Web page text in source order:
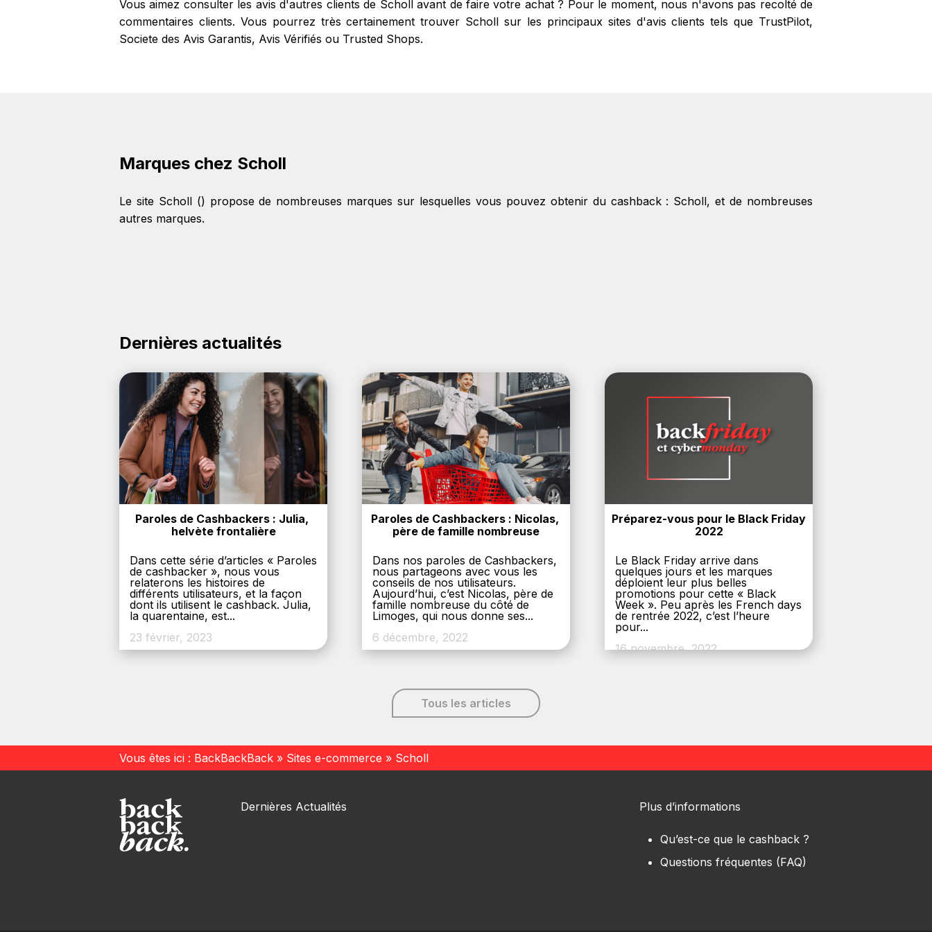
Vous aimez consulter les avis d'autres clients de Scholl avant de faire votre achat ? Pour le moment, nous n'avons pas recolté de
commentaires clients. Vous pourrez très certainement trouver Scholl sur les principaux sites d'avis clients tels que TrustPilot,
Societe des Avis Garantis, Avis Vérifiés ou Trusted Shops.
Marques chez Scholl
Le site Scholl () propose de nombreuses marques sur lesquelles vous pouvez obtenir du cashback : Scholl, et de nombreuses
autres marques.
Dernières actualités
Paroles de Cashbackers : Julia,
helvète frontalière
Dans cette série d’articles « Paroles
de cashbacker », nous vous
relaterons les histoires de
différents utilisateurs, et la façon
dont ils utilisent le cashback. Julia,
la quarentaine, est...
23 février, 2023
Paroles de Cashbackers : Nicolas,
père de famille nombreuse
Dans nos paroles de Cashbackers,
nous partageons avec vous les
conseils de nos utilisateurs.
Aujourd’hui, c’est Nicolas, père de
famille nombreuse du côté de
Limoges, qui nous donne ses...
6 décembre, 2022
Préparez-vous pour le Black Friday
2022
Le Black Friday arrive dans
quelques jours et les marques
déploient leur plus belles
promotions pour cette « Black
Week ». Peu après les French days
de rentrée 2022, c’est l’heure
pour...
16 novembre, 2022
Tous les articles
Vous êtes ici : BackBackBack » Sites e-commerce » Scholl
Dernières Actualités Plus d’informations
Qu’est-ce que le cashback ?
Questions fréquentes (FAQ)